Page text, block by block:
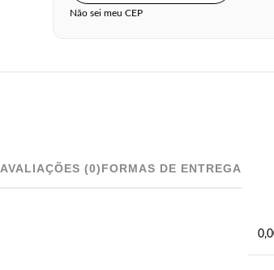
Não sei meu CEP
AVALIAÇÕES (0)FORMAS DE ENTREGA